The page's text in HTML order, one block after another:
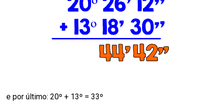
e por último: 20º + 13º = 33º